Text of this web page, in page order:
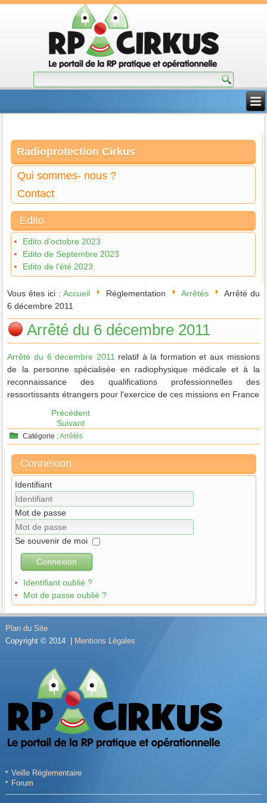
Radioprotection Cirkus
Qui sommes- nous ?
Contact
Edito
Edito d'octobre 2023
Edito de Septembre 2023
Edito de l'été 2023
Vous êtes ici : Accueil Réglementation Arrêtés
Arrêté du
6 décembre 2011
Arrêté du 6 décembre 2011
Arrêté du 6 décembre 2011 relatif à la formation et aux missions
de la personne spécialisée en radiophysique médicale et à la
reconnaissance des qualifications professionnelles des
ressortissants étrangers pour l'exercice de ces missions en France
Précédent
Suivant
Catégorie :Arrêtés
Connexion
Identifiant
Mot de passe
Se souvenir de moi
Connexion
Identifiant oublié ?
Mot de passe oublié ?
Plan du Site
Copyright © 2014 |
Mentions Légales
Veille Réglementaire
Forum